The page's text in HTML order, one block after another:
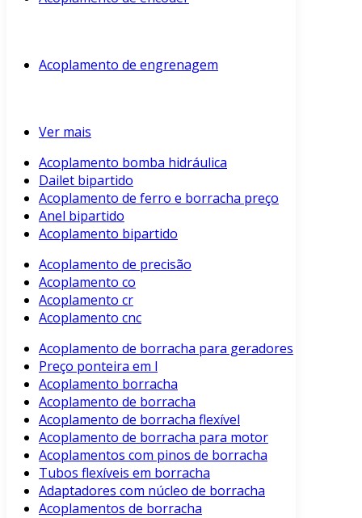
Acoplamento de engrenagem
Ver mais
Acoplamento bomba hidráulica
Dailet bipartido
Acoplamento de ferro e borracha preço
Anel bipartido
Acoplamento bipartido
Acoplamento de precisão
Acoplamento co
Acoplamento cr
Acoplamento cnc
Acoplamento de borracha para geradores
Preço ponteira em l
Acoplamento borracha
Acoplamento de borracha
Acoplamento de borracha flexível
Acoplamento de borracha para motor
Acoplamentos com pinos de borracha
Tubos flexíveis em borracha
Adaptadores com núcleo de borracha
Acoplamentos de borracha